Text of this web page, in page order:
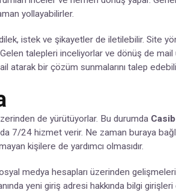
yollayabilirler.
istek ve şikayetler de iletilebilir. Site
talepleri inceliyorlar ve dönüş de mail
atarak bir çözüm sunmalarını talep
de yürütüyorlar. Bu durumda
7/24 hizmet verir. Ne zaman buraya
kişilere de yardımcı olmasıdır.
medya hesapları üzerinden
yeni giriş adresi hakkında bilgi